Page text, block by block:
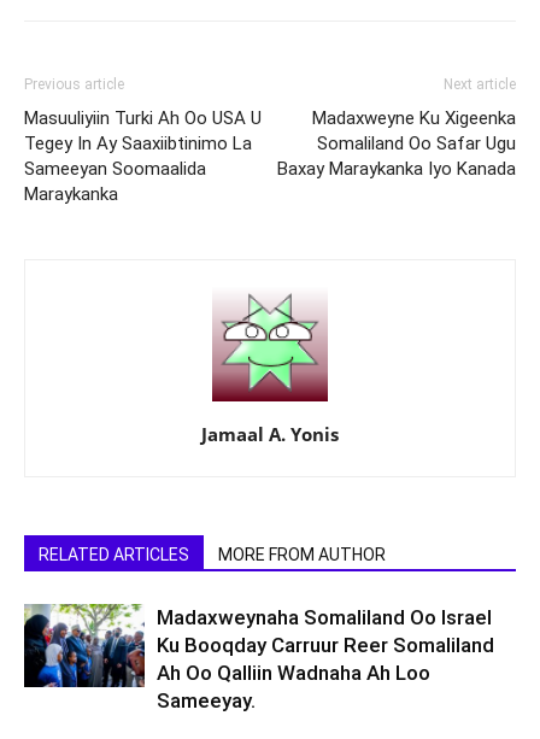
Previous article
Masuuliyiin Turki Ah Oo USA U
Tegey In Ay Saaxiibtinimo La
Sameeyan Soomaalida
Maraykanka
Next article
Madaxweyne Ku Xigeenka
Somaliland Oo Safar Ugu
Baxay Maraykanka Iyo Kanada
Jamaal A. Yonis
RELATED ARTICLES MORE FROM AUTHOR
Madaxweynaha Somaliland Oo Israel
Ku Booqday Carruur Reer Somaliland
Ah Oo Qalliin Wadnaha Ah Loo
Sameeyay.